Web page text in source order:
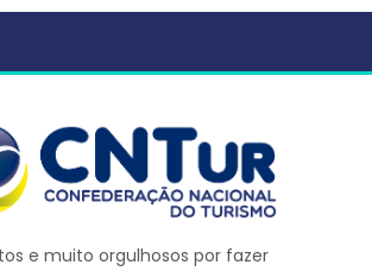
e muito orgulhosos por fazer